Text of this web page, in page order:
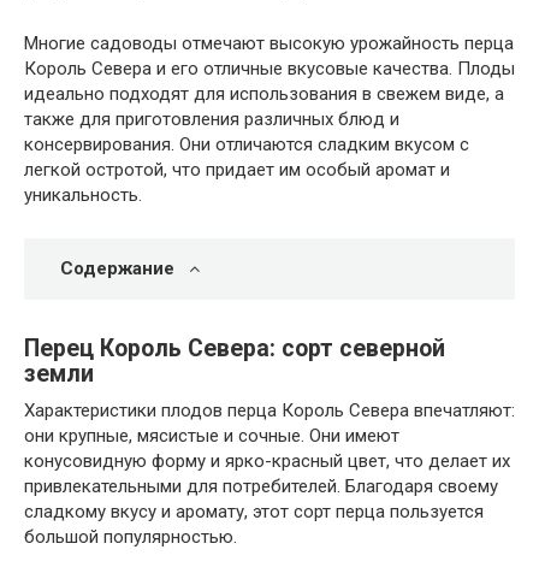
Многие садоводы отмечают высокую урожайность перца
Король Севера и его отличные вкусовые качества. Плоды
идеально подходят для использования в свежем виде, а
также для приготовления различных блюд и
консервирования. Они отличаются сладким вкусом с
легкой остротой, что придает им особый аромат и
уникальность.
Содержание
Перец Король Севера: сорт северной
земли
Характеристики плодов перца Король Севера впечатляют:
они крупные, мясистые и сочные. Они имеют
конусовидную форму и ярко-красный цвет, что делает их
привлекательными для потребителей. Благодаря своему
сладкому вкусу и аромату, этот сорт перца пользуется
большой популярностью.